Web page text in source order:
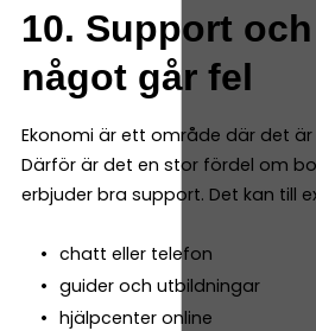
10. Support
något går fel
Ekonomi är ett område där det
Därför är det en stor fördel om
erbjuder bra support. Det kan till
chatt eller telefon
guider och utbildningar
hjälpcenter online